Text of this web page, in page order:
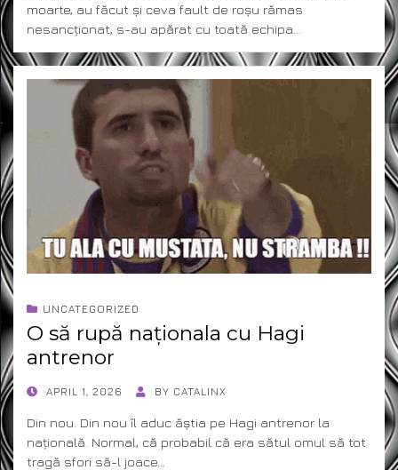
moarte, au făcut și ceva fault de roșu rămas
nesancționat, s-au apărat cu toată echipa…
UNCATEGORIZED
O să rupă naționala cu Hagi
antrenor
POSTED
APRIL 1, 2026 BY CATALINX
Din nou. Din nou îl aduc ăștia pe Hagi antrenor la
națională. Normal, că probabil că era sătul omul să tot
tragă sfori să-l joace…